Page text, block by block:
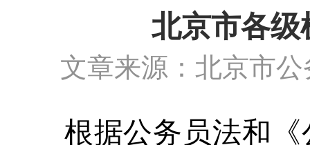
北京市各级
文章来源：北京
根据公务员法和